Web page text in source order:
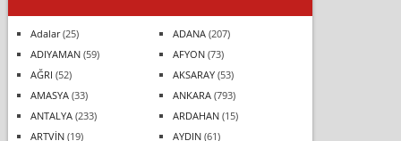
Adalar(25) ADANA(207)
ADIYAMAN(59) AFYON(73)
AĞRI (52) AKSARAY(53)
AMASYA(33) ANKARA(793)
ANTALYA(233) ARDAHAN(15)
ARTVİN(19) AYDIN(61)